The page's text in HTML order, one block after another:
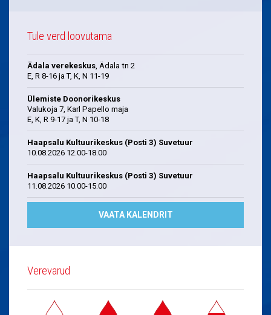
Tule verd loovutama
Ädala verekeskus, Ädala tn 2
E, R 8-16 ja T, K, N 11-19
Ülemiste Doonorikeskus
Valukoja 7, Karl Papello maja
E, K, R 9-17 ja T, N 10-18
Haapsalu Kultuurikeskus (Posti 3) Suvetuur
10.08.2026 12.00-18.00
Haapsalu Kultuurikeskus (Posti 3) Suvetuur
11.08.2026 10.00-15.00
VAATA KALENDRIT
Verevarud